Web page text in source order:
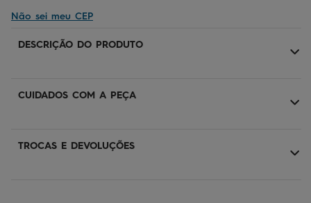
Não sei meu CEP
DESCRIÇÃO DO PRODUTO
CUIDADOS COM A PEÇA
TROCAS E DEVOLUÇÕES